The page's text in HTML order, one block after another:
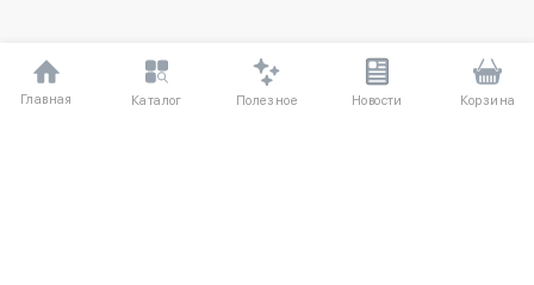
Главная Каталог Полезное Новости Корзина